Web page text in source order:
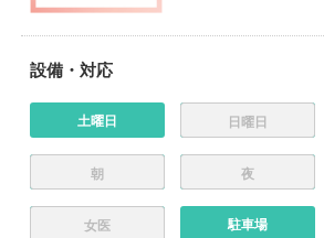
設備・対応
土曜日 日曜日
朝 夜
女医 駐車場